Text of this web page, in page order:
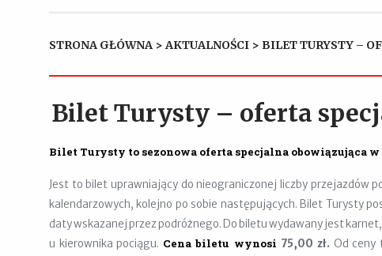
STRONA GŁÓWNA >AKTUALNOŚCI > BILET TURYSTY –
Bilet Turysty – oferta
Bilet Turysty to sezonowa oferta specjalna obowiązująca
Jest to bilet uprawniający do nieograniczonej liczby przejazdów
kalendarzowych, kolejno po sobie następujących. Bilet Turysty
daty wskazanej przez podróżnego. Do biletu wydawany jest
u kierownika pociągu. Cena biletu wynosi 75,00 zł. Od ceny